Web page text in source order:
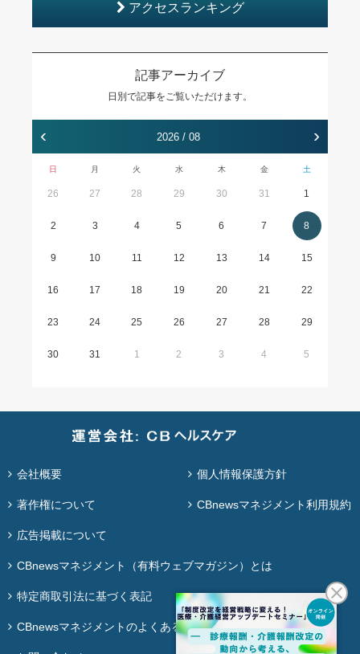
アクセスランキング
記事アーカイブ
日別で記事をご覧いただけます。
‹ 2026 / 08 ›
日 月 火 水 木 金 土
26 27 28 29 30 31 1
2 3 4 5 6 7 8
9 10 11 12 13 14 15
16 17 18 19 20 21 22
23 24 25 26 27 28 29
30 31 1 2 3 4 5
会社概要 個人情報保護方針
著作権について CBnewsマネジメント利用規約
広告掲載について
CBnewsマネジメント（有料ウェブマガジン）とは
特定商取引法に基づく表記
CBnewsマネジメントのよくある質問